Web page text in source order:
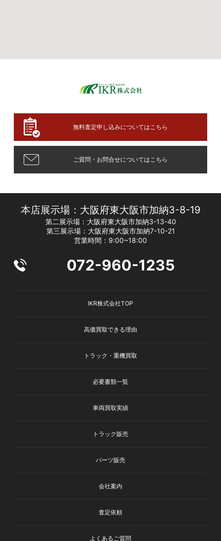
無料査定申し込みについてはこちら
ご質問・お問合せについてはこちら
本店展示場：大阪府東大阪市加納3-8-19
第二展示場：大阪府東大阪市加納3-13-40
第三展示場：大阪府東大阪市加納7-10-21
営業時間：9:00~18:00
072-960-1235
IKR株式会社TOP
高価買取できる理由
トラック・重機買取
必要書類一覧
車両買取実績
トラック販売
パーツ販売
会社案内
査定依頼
よくあるご質問